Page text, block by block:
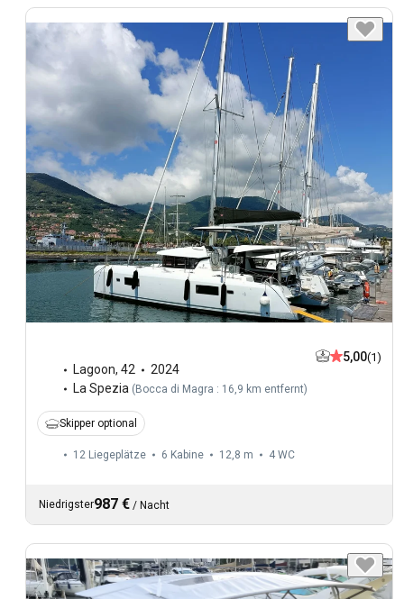
Lagoon, 42
2024
La Spezia ( Bocca di Magra : 16,9 km entfernt)
5,00(1)
Skipper optional
12 Liegeplätze 6 Kabine 12,8 m 4 WC
Niedrigster987 € / Nacht